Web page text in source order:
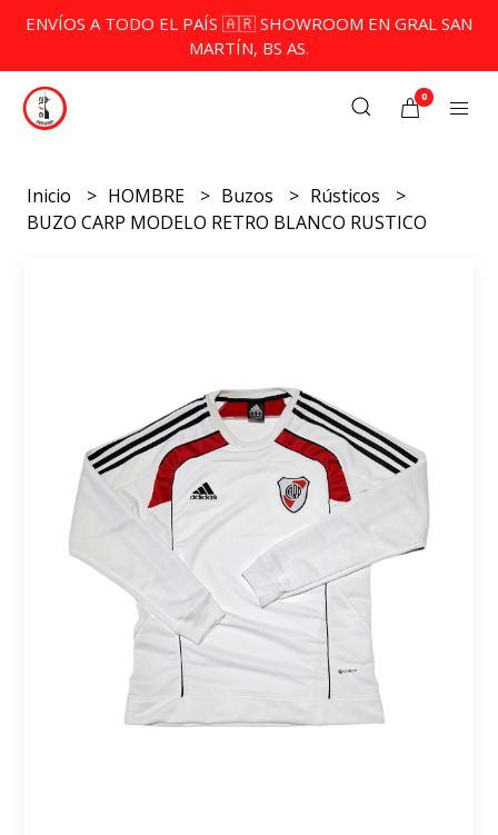
ENVÍOS A TODO EL PAÍS 🇦🇷 SHOWROOM EN GRAL SAN
MARTÍN, BS AS.
0
Inicio HOMBRE Buzos
Rústicos
BUZO CARP MODELO RETRO BLANCO RUSTICO